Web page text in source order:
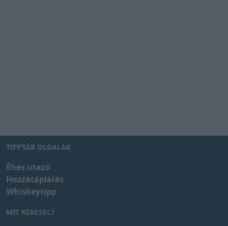
TIPPTÁR OLDALAK
Éhes utazó
Hozzátáplálás
Whiskeytipp
MIT KERESEL?